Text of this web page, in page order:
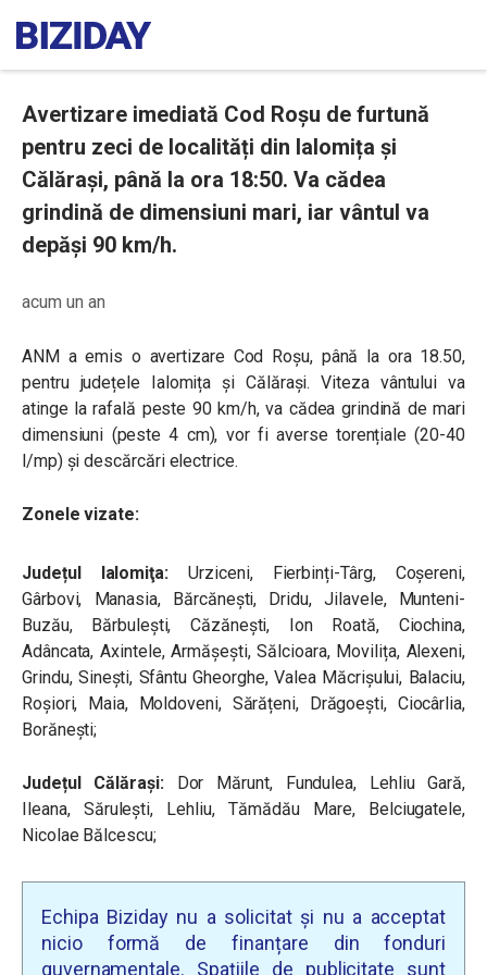
Avertizare imediată Cod Roșu de furtună
pentru zeci de localități din Ialomița și
Călărași, până la ora 18:50. Va cădea
grindină de dimensiuni mari, iar vântul va
depăși 90 km/h.
acum un an
ANM a emis o avertizare Cod Roșu, până la ora 18.50,
pentru județele Ialomița și Călărași. Viteza vântului va
atinge la rafală peste 90 km/h, va cădea grindină de mari
dimensiuni (peste 4 cm), vor fi averse torențiale (20-40
l/mp) și descărcări electrice.
Zonele vizate:
Județul Ialomiţa:Urziceni, Fierbinți-Târg, Coșereni,
Gârbovi, Manasia, Bărcănești, Dridu, Jilavele, Munteni-
Buzău, Bărbulești, Căzănești, Ion Roată, Ciochina,
Adâncata, Axintele, Armășești, Sălcioara, Movilița, Alexeni,
Grindu, Sinești, Sfântu Gheorghe, Valea Măcrișului, Balaciu,
Roșiori, Maia, Moldoveni, Sărățeni, Drăgoești, Ciocârlia,
Borănești;
Județul Călăraşi: Dor Mărunt, Fundulea, Lehliu Gară,
Ileana, Sărulești, Lehliu, Tămădău Mare, Belciugatele,
Nicolae Bălcescu;
Echipa Biziday nu a solicitat și nu a acceptat
nicio formă de finanțare din fonduri
guvernamentale. Spațiile de publicitate sunt